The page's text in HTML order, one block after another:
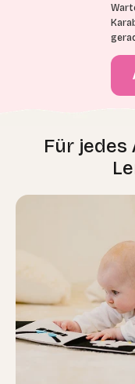
Für jedes